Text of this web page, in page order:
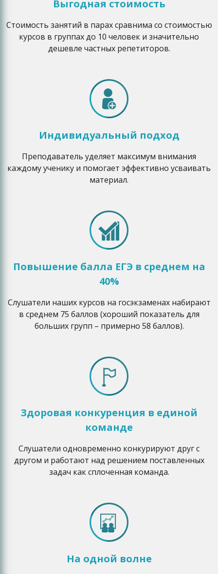
Выгодная стоимость
Стоимость занятий в парах сравнима со стоимостью
курсов в группах до 10 человек и значительно
дешевле частных репетиторов.
Индивидуальный подход
Преподаватель уделяет максимум внимания
каждому ученику и помогает эффективно усваивать
материал.
Повышение балла ЕГЭ в среднем на
40%
Слушатели наших курсов на госэкзаменах набирают
в среднем 75 баллов (хороший показатель для
больших групп – примерно 58 баллов).
Здоровая конкуренция в единой
команде
Слушатели одновременно конкурируют друг с
другом и работают над решением поставленных
задач как сплоченная команда.
На одной волне